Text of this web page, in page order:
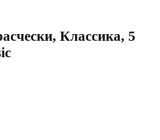
Классика, 5